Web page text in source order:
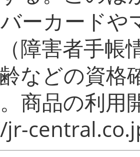
ーカードや
障害者手帳
などの資格
商品の利用